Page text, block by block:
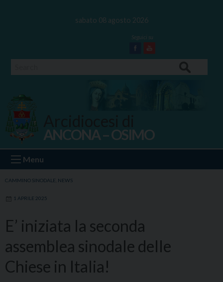
sabato 08 agosto 2026
Facebook
Youtube
Ancona Osimo
ANCONA – OSIMO
Menu
CAMMINO SINODALE NEWS
1 APRILE 2025
E’ iniziata la seconda
assemblea sinodale delle
Chiese in Italia!